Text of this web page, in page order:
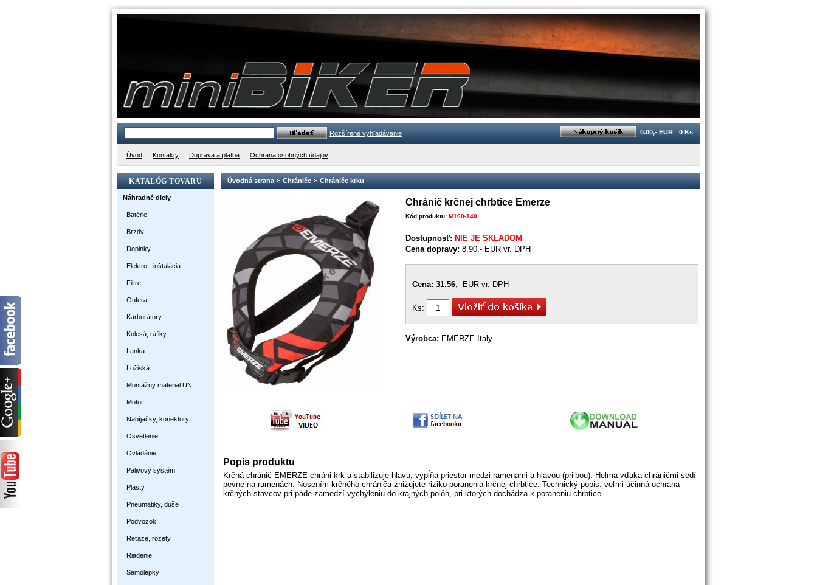
Rozšírené vyhľadávanie 0.00,- EUR 0 Ks
Úvod Kontakty Doprava a platba Ochrana osobných údajov
KATALÓG TOVARU
Náhradné diely
Batérie
Brzdy
Doplnky
Elektro - inštalácia
Filtre
Gufera
Karburátory
Kolesá, ráfiky
Lanka
Ložiská
Montážny material UNI
Motor
Nabíjačky, konektory
Osvetlenie
Ovládánie
Palivový systém
Plasty
Pneumatiky, duše
Podvozok
Reťaze, rozety
Riadenie
Samolepky
Úvodná strana Chrániče Chrániče krku
Chránič krčnej chrbtice Emerze
Kód produktu: M160-140
Dostupnosť: NIE JE SKLADOM
Cena dopravy: 8.90,- EUR vr. DPH
Cena: 31.56,- EUR vr. DPH
Ks:
Výrobca: EMERZE Italy
Popis produktu
Krčná chránič EMERZE chráni krk a stabilizuje hlavu, vypĺňa priestor medzi ramenami a hlavou (prilbou). Helma vďaka chráničmi sedí
pevne na ramenách. Nosením krčného chrániča znižujete riziko poranenia krčnej chrbtice. Technický popis: veľmi účinná ochrana
krčných stavcov pri páde zamedzí vychýleniu do krajných polôh, pri ktorých dochádza k poraneniu chrbtice